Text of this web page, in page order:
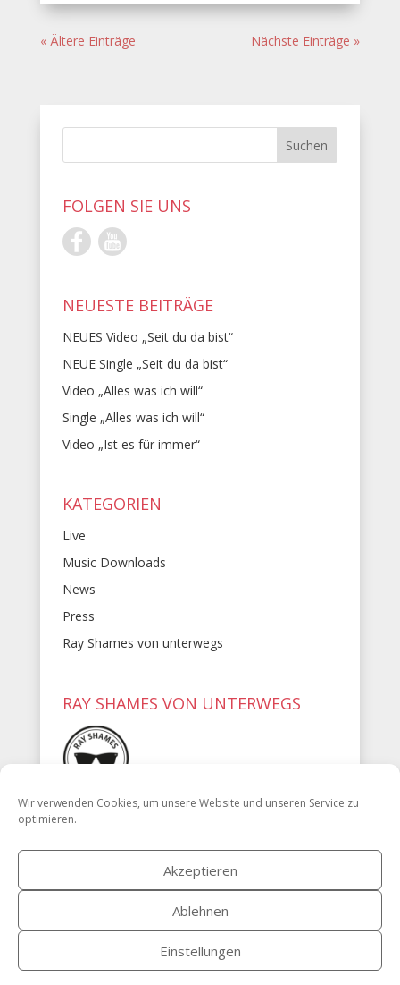
Wir verwenden Cookies, um unsere Website und unseren Service zu
optimieren.
Akzeptieren
Ablehnen
Einstellungen
« Ältere Einträge Nächste Einträge »
FOLGEN SIE UNS
NEUESTE BEITRÄGE
NEUES Video „Seit du da bist“
NEUE Single „Seit du da bist“
Video „Alles was ich will“
Single „Alles was ich will“
Video „Ist es für immer“
KATEGORIEN
Live
Music Downloads
News
Press
Ray Shames von unterwegs
RAY SHAMES VON UNTERWEGS
Post von Ray Shames
Copyright © 2015 - 2021 Ray Shames | Developed by